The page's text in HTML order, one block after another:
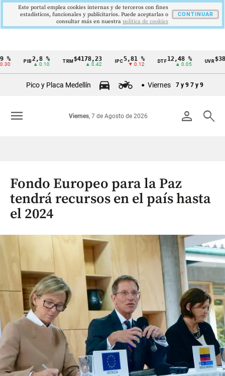
Cintillo
Colombia
PIB 2,8 %
▲ 0.10
TRM $4178,23
▲ 0.42
IPC 5,81 %
▼ 0.12
DTF 12,48 %
▲ 0.05
UVR
Pico y Placa Medellín Viernes 7 y 9 7 y 9
person search
Viernes, 7 de Agosto de 2026
menu
Fondo Europeo para la Paz
tendrá recursos en el país hasta
el 2024
Este portal emplea cookies internas y de terceros con fines
estadísticos, funcionales y publicitarios. Puede aceptarlas o
consultar más en nuestra politica de cookies
CONTINUAR